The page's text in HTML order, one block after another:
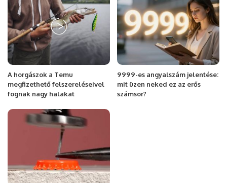
A horgászok a Temu
megfizethető felszereléseivel
fognak nagy halakat
9999-es angyalszám jelentése:
mit üzen neked ez az erős
számsor?